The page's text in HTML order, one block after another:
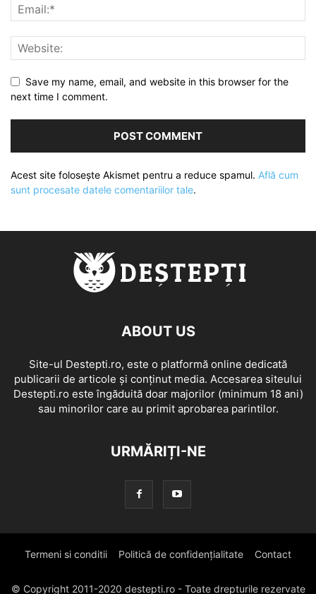
Save my name, email, and website in this browser for the
next time I comment.
Acest site folosește Akismet pentru a reduce spamul. Află cum
sunt procesate datele comentariilor tale.
ABOUT US
Site-ul Destepti.ro, este o platformă online dedicată
publicarii de articole și conținut media. Accesarea siteului
Destepti.ro este îngăduită doar majorilor (minimum 18 ani)
sau minorilor care au primit aprobarea parintilor.
URMĂRIȚI-NE
Termeni si conditii Politică de confidențialitate Contact
© Copyright 2011-2020 destepti.ro - Toate drepturile rezervate